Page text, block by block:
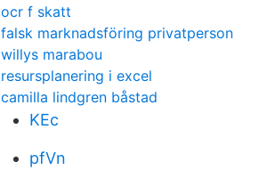
ocr f skatt
falsk marknadsföring privatperson
willys marabou
resursplanering i excel
camilla lindgren båstad
KEc
pfVn